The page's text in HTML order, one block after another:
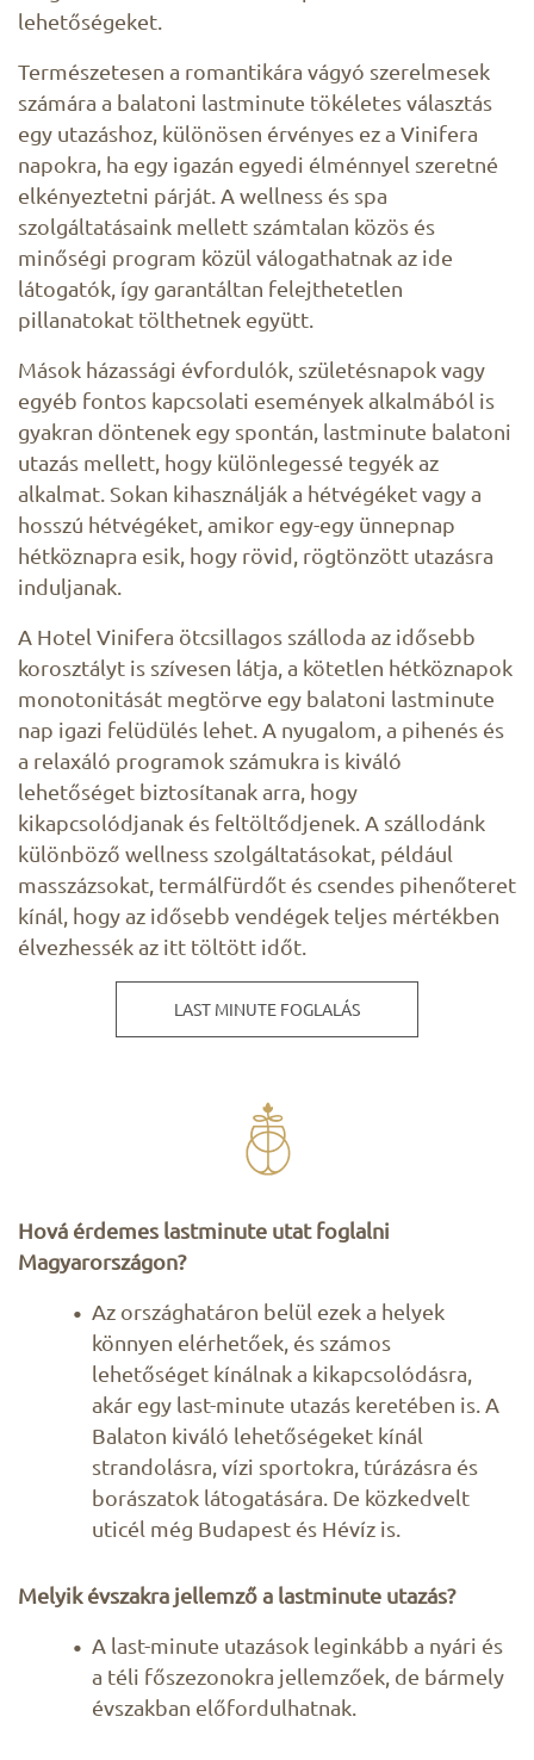
lehetőségeket.
Természetesen a romantikára vágyó szerelmesek
számára a balatoni lastminute tökéletes választás
egy utazáshoz, különösen érvényes ez a Vinifera
napokra, ha egy igazán egyedi élménnyel szeretné
elkényeztetni párját. A wellness és spa
szolgáltatásaink mellett számtalan közös és
minőségi program közül válogathatnak az ide
látogatók, így garantáltan felejthetetlen
pillanatokat tölthetnek együtt.
Mások házassági évfordulók, születésnapok vagy
egyéb fontos kapcsolati események alkalmából is
gyakran döntenek egy spontán, lastminute balatoni
utazás mellett, hogy különlegessé tegyék az
alkalmat. Sokan kihasználják a hétvégéket vagy a
hosszú hétvégéket, amikor egy-egy ünnepnap
hétköznapra esik, hogy rövid, rögtönzött utazásra
induljanak.
A Hotel Vinifera ötcsillagos szálloda az idősebb
korosztályt is szívesen látja, a kötetlen hétköznapok
monotonitását megtörve egy balatoni lastminute
nap igazi felüdülés lehet. A nyugalom, a pihenés és
a relaxáló programok számukra is kiváló
lehetőséget biztosítanak arra, hogy
kikapcsolódjanak és feltöltődjenek. A szállodánk
különböző wellness szolgáltatásokat, például
masszázsokat, termálfürdőt és csendes pihenőteret
kínál, hogy az idősebb vendégek teljes mértékben
élvezhessék az itt töltött időt.
LAST MINUTE FOGLALÁS
Hová érdemes lastminute utat foglalni
Magyarországon?
Az országhatáron belül ezek a helyek
könnyen elérhetőek, és számos
lehetőséget kínálnak a kikapcsolódásra,
akár egy last-minute utazás keretében is. A
Balaton kiváló lehetőségeket kínál
strandolásra, vízi sportokra, túrázásra és
borászatok látogatására. De közkedvelt
uticél még Budapest és Hévíz is.
Melyik évszakra jellemző a lastminute utazás?
A last-minute utazások leginkább a nyári és
a téli főszezonokra jellemzőek, de bármely
évszakban előfordulhatnak.